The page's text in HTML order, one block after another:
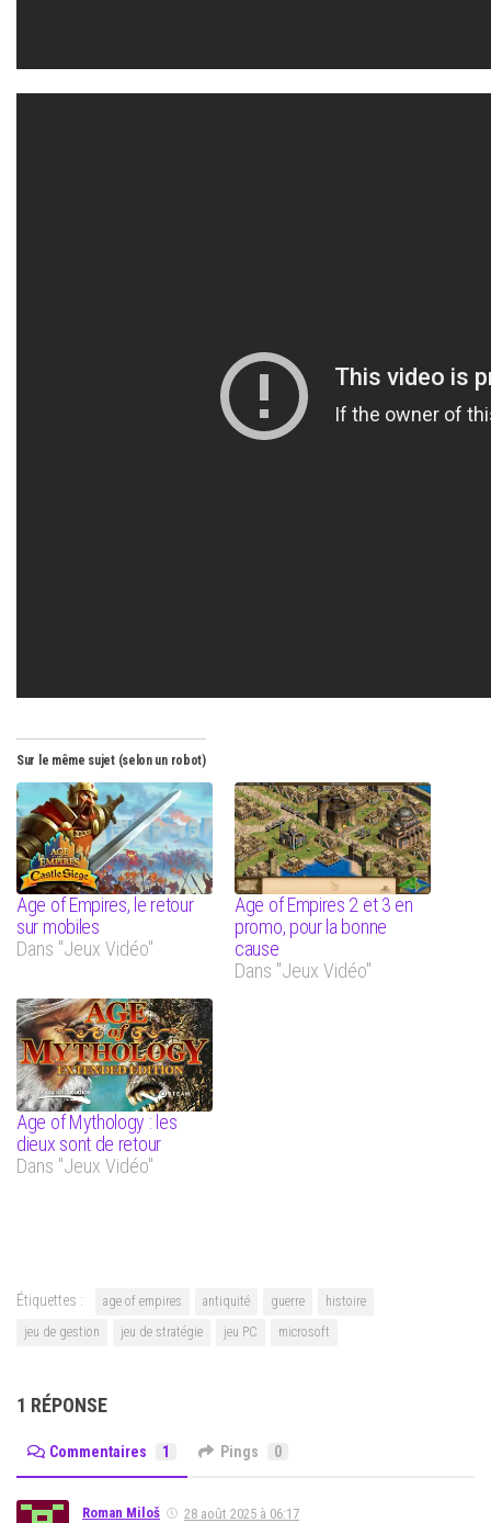
Sur le même sujet (selon un robot)
Age of Empires, le retour
sur mobiles
Dans "Jeux Vidéo"
Age of Empires 2 et 3 en
promo, pour la bonne
cause
Dans "Jeux Vidéo"
Age of Mythology : les
dieux sont de retour
Dans "Jeux Vidéo"
Étiquettes : age of empires antiquité guerre
histoire
jeu de gestion
jeu de stratégie jeu PC microsoft
1 RÉPONSE
Commentaires 1 Pings 0
Roman Miloš 28 août 2025 à 06:17